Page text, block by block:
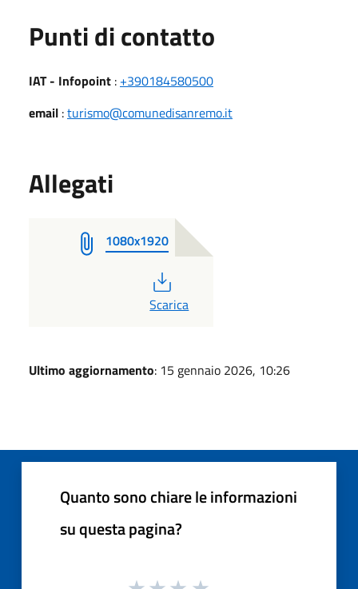
Punti di contatto
IAT - Infopoint : +390184580500
email :turismo@comunedisanremo.it
Allegati
1080x1920
PDF
Scarica
Ultimo aggiornamento: 15 gennaio 2026, 10:26
Quanto sono chiare le informazioni
su questa pagina?